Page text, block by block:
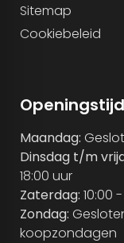
Sitemap
Cookiebeleid
Maandag:
Dinsdag t/m
18:00 uur
Zaterdag: 10:00
Zondag:
koopzondagen